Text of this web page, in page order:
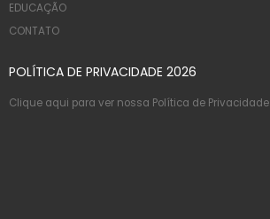
EDUCAÇÃO
CONTATO
POLÍTICA DE PRIVACIDADE 2026
Clique aqui para ver nossa Política de Privacidade